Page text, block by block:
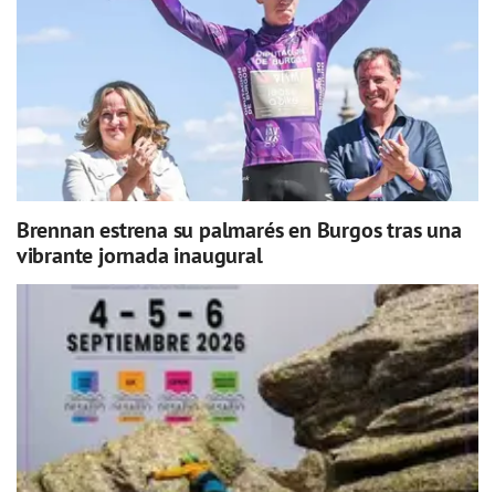
Brennan estrena su palmarés en Burgos tras una
vibrante jornada inaugural